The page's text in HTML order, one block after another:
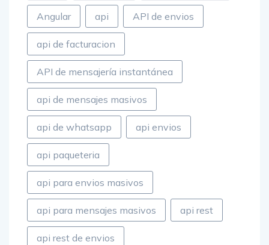
Angular api API de envios
api de facturacion
API de mensajería instantánea
api de mensajes masivos
api de whatsapp api envios
api paqueteria
api para envios masivos
api para mensajes masivos api rest
api rest de envios